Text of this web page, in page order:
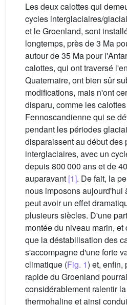
Les deux calottes qui
cycles interglaciaires/
et le Groenland, sont
longtemps, près de 3 Ma
autour de 35 Ma pour
calottes, qui ont traversé
Quaternaire, ont bien sûr
modifications, mais n'ont
disparu, comme les
Fennoscandienne qui se
pendant les périodes
disparaissent au début des
interglaciaires, avec un
depuis 800 000 ans et de
auparavant [1]. De fait, la
nous imposons aujourd'hui
peut avoir un effet
plusieurs siècles. D'une
montée du niveau marin, et
que la déstabilisation des
s'accompagne d'une forte
climatique (Fig. 1) et, enfin,
rapide du Groenland
considérablement ralentir
thermohaline et ainsi